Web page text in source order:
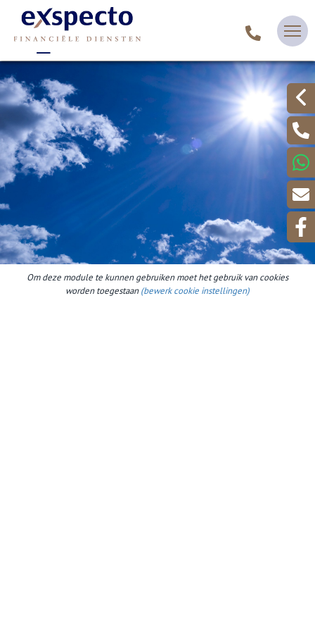
Om deze module te kunnen gebruiken moet het gebruik van cookies
worden toegestaan(bewerk cookie instellingen)